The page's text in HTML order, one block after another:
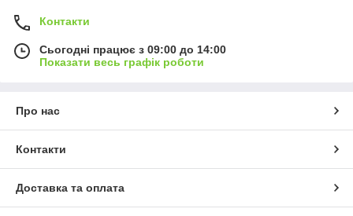
Контакти
Сьогодні працює з 09:00 до 14:00
Показати весь графік роботи
Про нас
Контакти
Доставка та оплата